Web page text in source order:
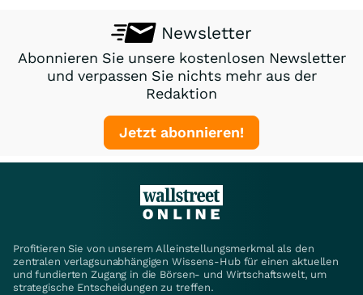
Newsletter
Abonnieren Sie unsere kostenlosen Newsletter
und verpassen Sie nichts mehr aus der
Redaktion
Jetzt abonnieren!
Profitieren Sie von unserem Alleinstellungsmerkmal als den
zentralen verlagsunabhängigen Wissens-Hub für einen aktuellen
und fundierten Zugang in die Börsen- und Wirtschaftswelt, um
strategische Entscheidungen zu treffen.